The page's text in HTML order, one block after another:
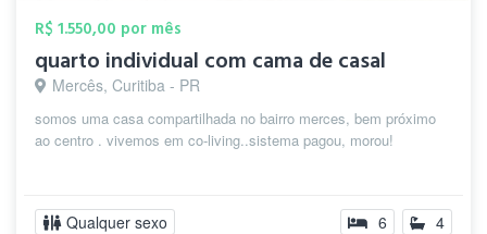
R$ 1.550,00 por mês
quarto individual com cama de casal
Mercês, Curitiba - PR
somos uma casa compartilhada no bairro merces, bem próximo
ao centro . vivemos em co-living..sistema pagou, morou!
Qualquer sexo 6 4